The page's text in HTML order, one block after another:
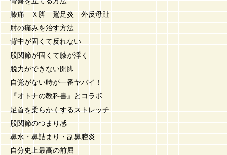
膝痛 Ｘ脚 鵞足炎 外反母趾
肘の痛みを治す方法
背中が固くて反れない
股関節が固くて膝が浮く
脱力ができない開脚
自覚がない時が一番ヤバイ！
『オトナの教科書』とコラボ
足首を柔らかくするストレッチ
股関節のつまり感
鼻水・鼻詰まり・副鼻腔炎
自分史上最高の前屈